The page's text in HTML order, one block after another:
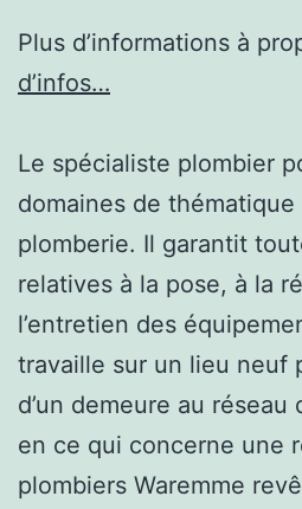
Plus d’informations à
d’infos…
Le spécialiste plombier
domaines de
plomberie. Il garantit
relatives à la pose, à la
l’entretien des
travaille sur un lieu neuf
d’un demeure au réseau
en ce qui concerne une
plombiers Waremme